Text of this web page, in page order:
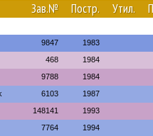
Зав.№ Постр. Утил.
9847 1983
468 1984
9788 1984
6103 1987
148141 1993
7764 1994